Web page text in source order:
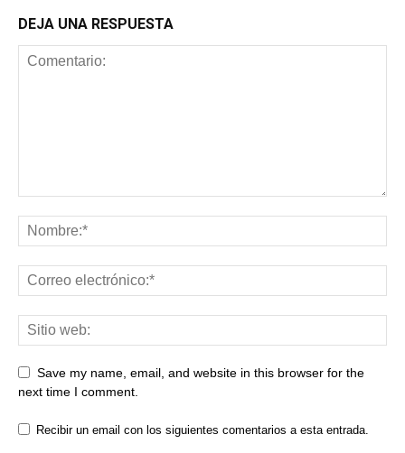
DEJA UNA RESPUESTA
Save my name, email, and website in this browser for the
next time I comment.
Recibir un email con los siguientes comentarios a esta entrada.